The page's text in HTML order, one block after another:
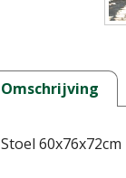
Omschrijving
Stoel